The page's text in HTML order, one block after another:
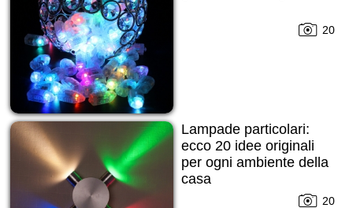
20
Lampade particolari:
ecco 20 idee originali
per ogni ambiente della
casa
20